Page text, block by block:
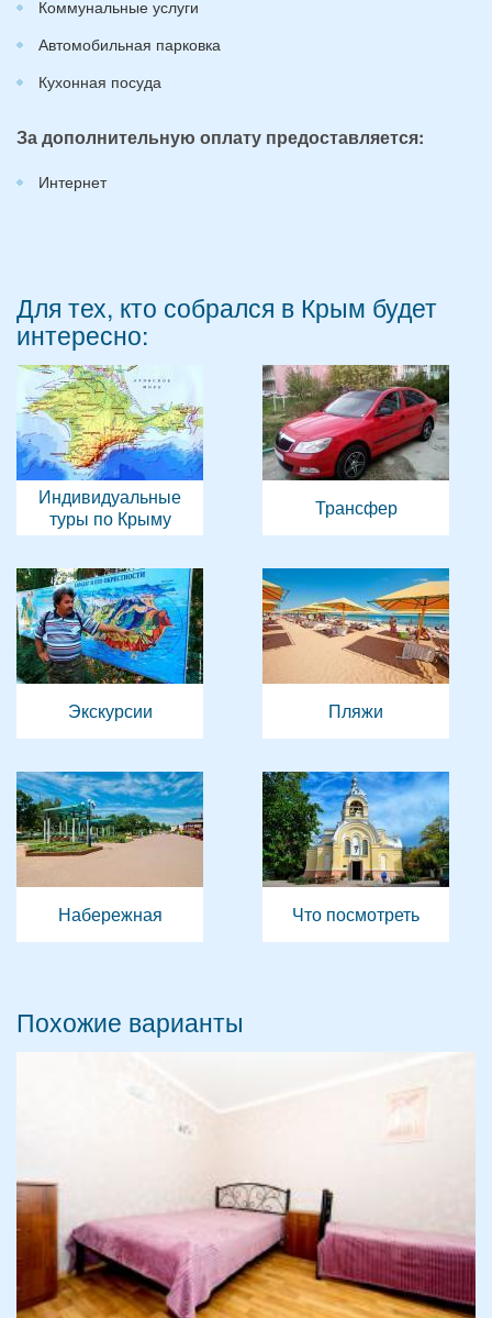
Коммунальные услуги
Автомобильная парковка
Кухонная посуда
За дополнительную оплату предоставляется:
Интернет
Для тех, кто собрался в Крым будет
интересно:
Индивидуальные
туры по Крыму
Трансфер
Экскурсии Пляжи
Набережная Что посмотреть
Похожие варианты